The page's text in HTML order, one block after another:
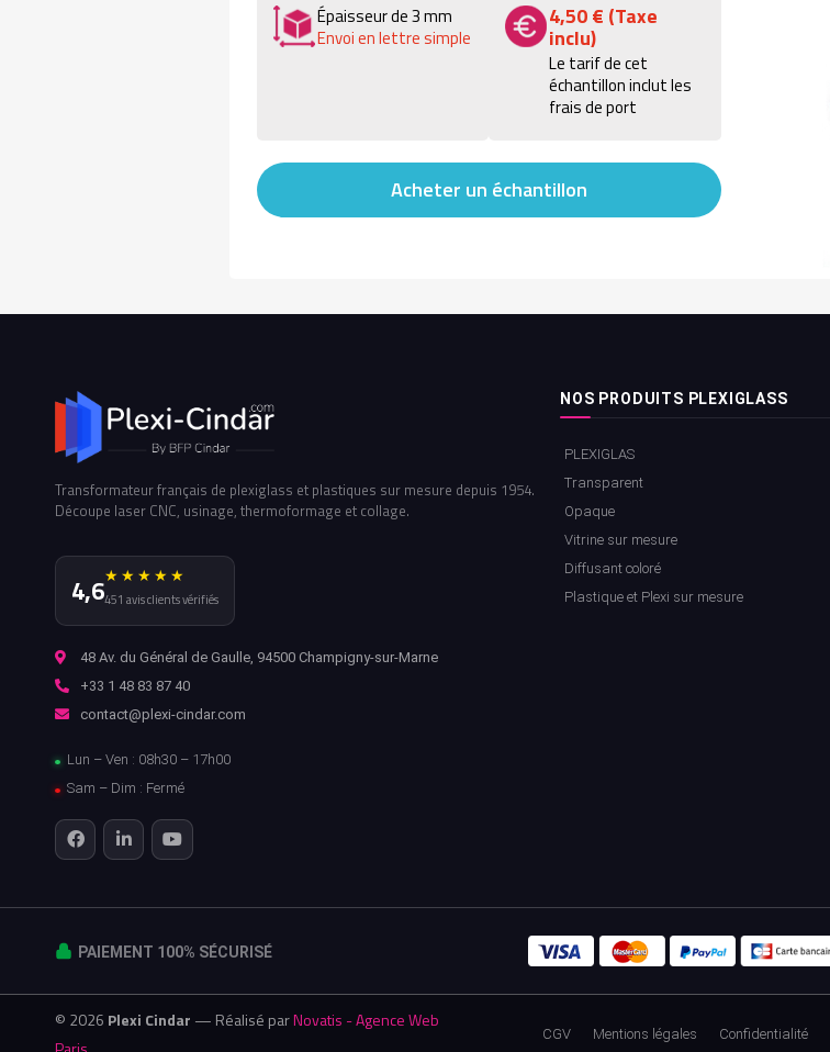
Épaisseur de 3 mm
Envoi en lettre simple
4,50 € (Taxe
inclu)
Le tarif de cet
échantillon inclut les
frais de port
Acheter un échantillon
Transformateur français de plexiglass et plastiques sur mesure depuis 1954.
Découpe laser CNC, usinage, thermoformage et collage.
4,6★★★★★
451 avis clients vérifiés
48 Av. du Général de Gaulle, 94500 Champigny-sur-Marne
+33 1 48 83 87 40
contact@plexi-cindar.com
Lun – Ven : 08h30 – 17h00
Sam – Dim : Fermé
NOS PRODUITS PLEXIGLASS
PLEXIGLAS
Transparent
Opaque
Vitrine sur mesure
Diffusant coloré
Plastique et Plexi sur mesure
PAIEMENT 100% SÉCURISÉ
© 2026 Plexi Cindar — Réalisé parNovatis - Agence Web
CGV Mentions légales Confidentialité